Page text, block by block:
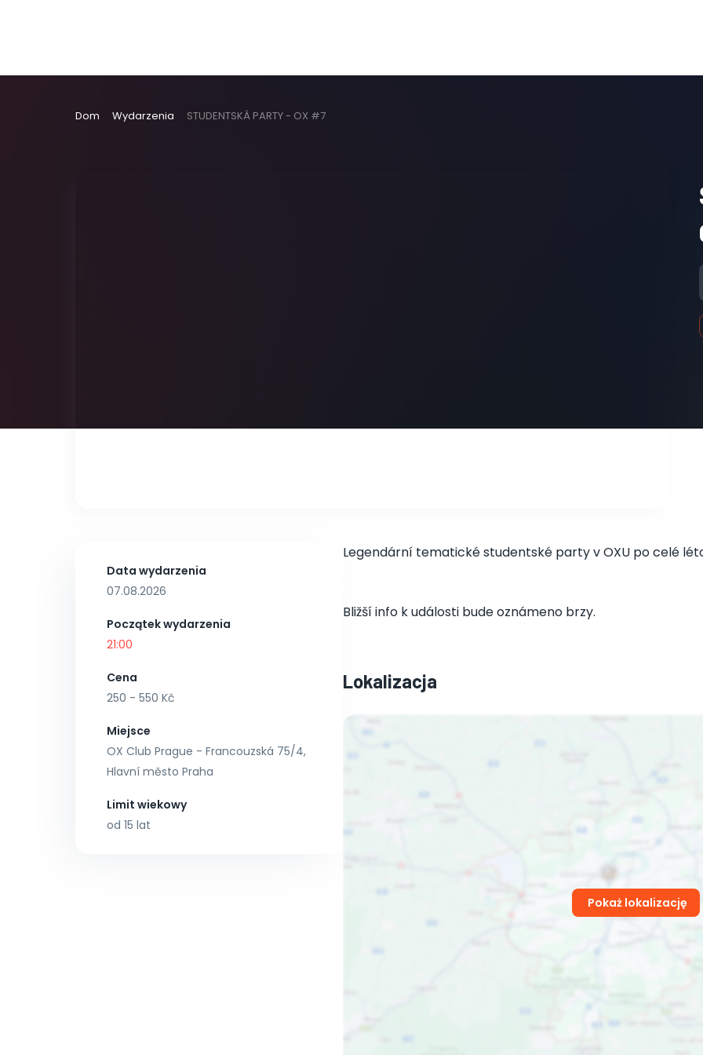
Dom Wydarzenia STUDENTSKÁ PARTY - OX #7
Data wydarzenia
07.08.2026
Początek wydarzenia
21:00
Cena
250 - 550 Kč
Miejsce
OX Club Prague - Francouzská 75/4,
Hlavní město Praha
Limit wiekowy
od 15 lat
Legendární tematické studentské party v OXU po celé
Bližší info k události bude oznámeno brzy.
Lokalizacja
Pokaż lokalizację